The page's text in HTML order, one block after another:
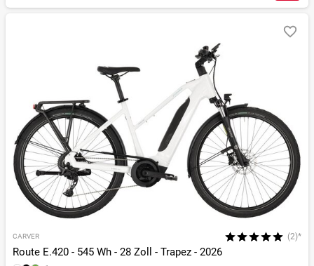
CARVER (2)*
Route E.420 - 545 Wh - 28 Zoll - Trapez - 2026